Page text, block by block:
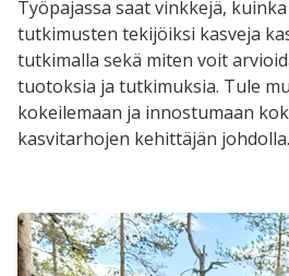
Työpajassa saat vinkkejä,
tutkimusten tekijöiksi kasveja
tutkimalla sekä miten voit
tuotoksia ja tutkimuksia. Tule
kokeilemaan ja innostumaan
kasvitarhojen kehittäjän johdolla.